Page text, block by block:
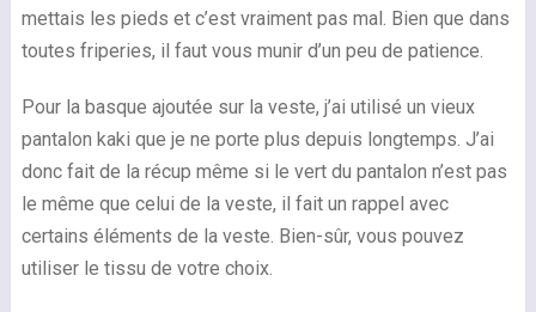
mettais les pieds et c’est vraiment pas mal. Bien que dans
toutes friperies, il faut vous munir d’un peu de patience.
Pour la basque ajoutée sur la veste, j’ai utilisé un vieux
pantalon kaki que je ne porte plus depuis longtemps. J’ai
donc fait de la récup même si le vert du pantalon n’est pas
le même que celui de la veste, il fait un rappel avec
certains éléments de la veste. Bien-sûr, vous pouvez
utiliser le tissu de votre choix.